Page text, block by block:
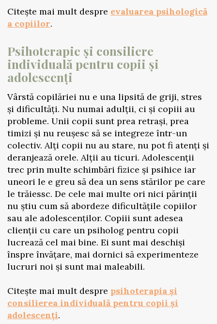
Citește mai mult despre evaluarea psihologică
a copiilor.
Psihoterapie și consiliere
individuală pentru copii și
adolescenți
Vârstă copilăriei nu e una lipsită de griji, stres
și dificultăți. Nu numai adulții, ci și copiii au
probleme. Unii copii sunt prea retrași, prea
timizi și nu reușesc să se integreze într-un
colectiv. Alți copii nu au stare, nu pot fi atenți și
deranjează orele. Alții au ticuri. Adolescenții
trec prin multe schimbări fizice și psihice iar
uneori le e greu să dea un sens stărilor pe care
le trăiessc. De cele mai multe ori nici părinții
nu știu cum să abordeze dificultățile copiilor
sau ale adolescenților. Copiii sunt adesea
clienții cu care un psiholog pentru copii
lucrează cel mai bine. Ei sunt mai deschiși
înspre învățare, mai dornici să experimenteze
lucruri noi și sunt mai maleabili.
Citește mai mult despre psihoterapia și
consilierea individuală pentru copii și
adolescenți.